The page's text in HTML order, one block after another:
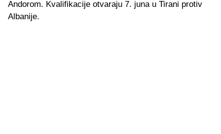
Andorom. Kvalifikacije otvaraju 7. juna u Tirani protiv
Albanije.